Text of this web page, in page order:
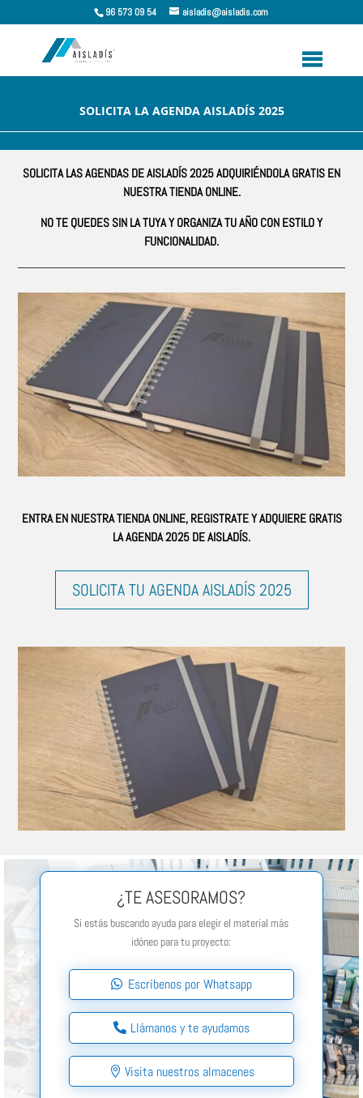
96 573 09 54 aisladis@aisladis.com
SOLICITA LA AGENDA AISLADÍS 2025
SOLICITA LAS AGENDAS DE AISLADÍS 2025 ADQUIRIÉNDOLA GRATIS EN
NUESTRA TIENDA ONLINE.
NO TE QUEDES SIN LA TUYA Y ORGANIZA TU AÑO CON ESTILO Y
FUNCIONALIDAD.
ENTRA EN NUESTRA TIENDA ONLINE, REGISTRATE Y ADQUIERE GRATIS
LA AGENDA 2025 DE AISLADÍS.
SOLICITA TU AGENDA AISLADÍS 2025
¿TE ASESORAMOS?
Si estás buscando ayuda para elegir el material más
idóneo para tu proyecto:
Escríbenos por Whatsapp
Llámanos y te ayudamos
Visita nuestros almacenes